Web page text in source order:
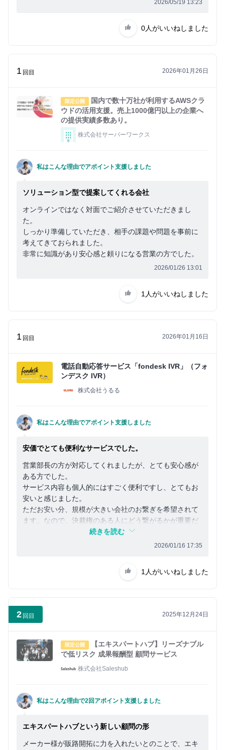
2026/05/19 13:23
0人がいいねしました
1 回目 2026年01月26日
限定公開
国内で数十万社が利用するAWSクラ
ウドの活用支援。売上1000億円以上の企業へ
の提供実績多数あり。
株式会社サーバーワークス
私はこんな理由でアポイント支援しました
ソリューション型で提案してくれる会社
オンラインではなく対面でご紹介させていただきまし
た。
しっかり準備していただき、相手の課題や問題を事前に
考えてきておられました。
非常に知識があり安心感と頼りになる営業の方でした。
2026/01/26 13:01
1人がいいねしました
1 回目 2026年01月16日
電話自動応答サービス「fondesk IVR」（フォ
ンデスク IVR）
株式会社うるる
私はこんな理由でアポイント支援しました
安価でとても便利なサービスでした。
営業部長の方が対応してくれましたが、とても安心感が
ある方でした。
サービス内容も個人的にはすごく便利ですし、とてもお
安いと感じました。
ただお安い分、規模が大きい会社のお繋ぎを希望されて
ます。なので、決裁権のある人にどう繋がるかが重要だ
続きを読む
2026/01/16 17:35
1人がいいねしました
2 回目 2025年12月24日
限定公開
【エキスパートハブ】リーズナブル
で低リスク 成果報酬型 顧問サービス
株式会社Saleshub
私はこんな理由で2回アポイント支援しました
エキスパートハブという新しい顧問の形
メーカー様が販路開拓に力を入れたいとのことで、エキ